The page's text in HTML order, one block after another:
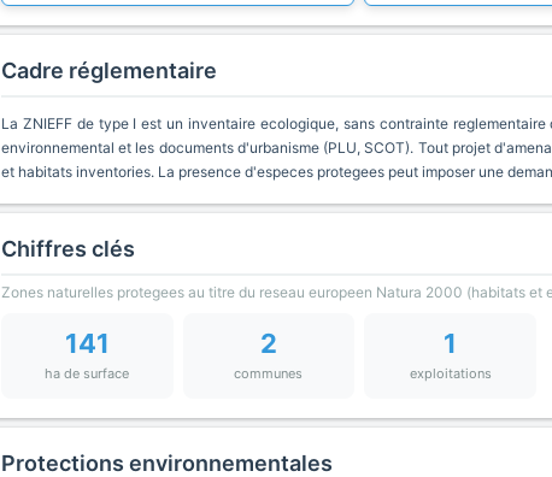
Cadre réglementaire
La ZNIEFF de type I est un inventaire ecologique, sans contrainte
environnemental et les documents d'urbanisme (PLU, SCOT). Tout projet
et habitats inventories. La presence d'especes protegees peut imposer une
Chiffres clés
Zones naturelles protegees au titre du reseau europeen Natura 2000 (habitats et
141
ha de surface
2
communes
1
exploitations
Protections environnementales